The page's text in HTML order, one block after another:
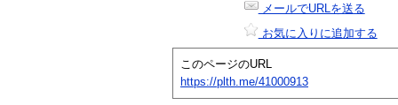
メールでURLを送る
お気に入りに追加する
このページのURL
https://plth.me/41000913